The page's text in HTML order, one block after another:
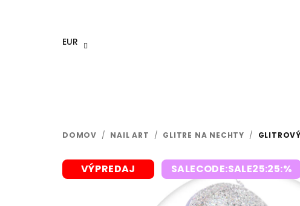
EUR
DOMOV / NAIL ART / GLITRE NA NECHTY /
VÝPREDAJ SALECODE:SALE25:25:%